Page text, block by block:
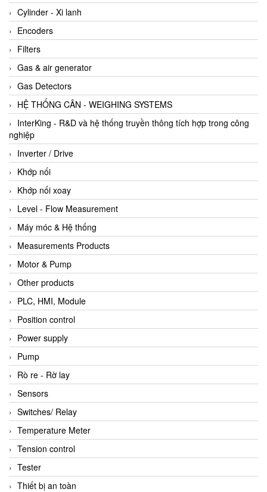
Cylinder - Xi lanh
Encoders
Filters
Gas & air generator
Gas Detectors
HỆ THỐNG CÂN - WEIGHING SYSTEMS
InterKing - R&D và hệ thống truyền thông tích hợp trong công
nghiệp
Inverter / Drive
Khớp nối
Khớp nối xoay
Level - Flow Measurement
Máy móc & Hệ thống
Measurements Products
Motor & Pump
Other products
PLC, HMI, Module
Position control
Power supply
Pump
Rò re - Rờ lay
Sensors
Switches/ Relay
Temperature Meter
Tension control
Tester
Thiết bị an toàn